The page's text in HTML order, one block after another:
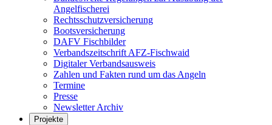
Angelfischerei
Rechtsschutzversicherung
Bootsversicherung
DAFV Fischbilder
Verbandszeitschrift AFZ-Fischwaid
Digitaler Verbandsausweis
Zahlen und Fakten rund um das Angeln
Termine
Presse
Newsletter Archiv
Projekte